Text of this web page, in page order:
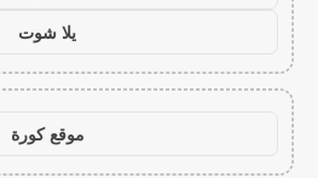
يلا شوت
موقع كورة